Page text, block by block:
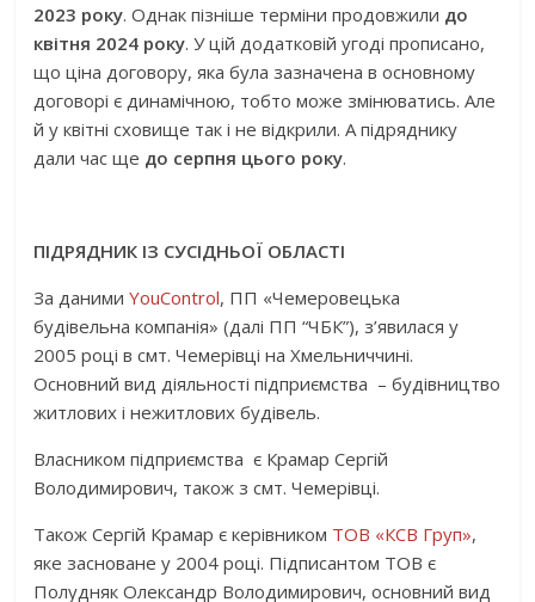
2023 року. Однак пізніше терміни продовжили до
квітня 2024 року. У цій додатковій угоді прописано,
що ціна договору, яка була зазначена в основному
договорі є динамічною, тобто може змінюватись. Але
й у квітні сховище так і не відкрили. А підряднику
дали час ще до серпня цього року.
ПІДРЯДНИК ІЗ СУСІДНЬОЇ ОБЛАСТІ
За данимиYouControl, ПП «Чемеровецька
будівельна компанія» (далі ПП “ЧБК”), з’явилася у
2005 році в смт. Чемерівці на Хмельниччині.
Основний вид діяльності підприємства – будівництво
житлових і нежитлових будівель.
Власником підприємства є Крамар Сергій
Володимирович, також з смт. Чемерівці.
Також Сергій Крамар є керівником ТОВ «КСВ Груп»,
яке засноване у 2004 році. Підписантом ТОВ є
Полудняк Олександр Володимирович, основний вид